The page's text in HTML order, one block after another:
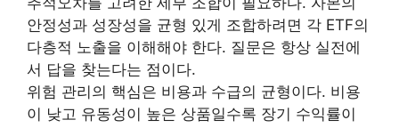
안정성과 성장성을 균형 있게 조합하려면 각 ETF의
다층적 노출을 이해해야 한다. 질문은 항상 실전에
서 답을 찾는다는 점이다.
위험 관리의 핵심은 비용과 수급의 균형이다. 비용
이 낮고 유동성이 높은 상품일수록 장기 수익률이